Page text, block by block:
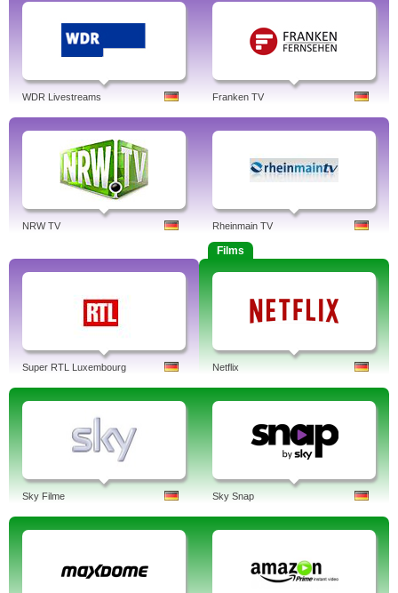
WDR Livestreams Franken TV
NRW TV Rheinmain TV
Super RTL Luxembourg
Films
Netflix
Sky Filme Sky Snap